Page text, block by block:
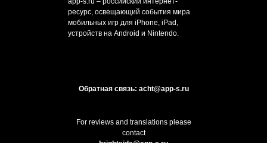
ресурс, освещающий события мира
мобильных игр для iPhone, iPad,
устройств на Android и Nintendo.
Обратная связь: acht@app-s.ru
For reviews and translations please
contact